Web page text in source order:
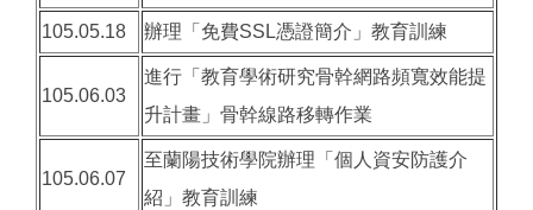
105.05.18 辦理「免費SSL憑證簡介」教育訓練
105.06.03
進行「教育學術研究骨幹網路頻寬效能提
升計畫」骨幹線路移轉作業
105.06.07
至蘭陽技術學院辦理「個人資安防護介
紹」教育訓練